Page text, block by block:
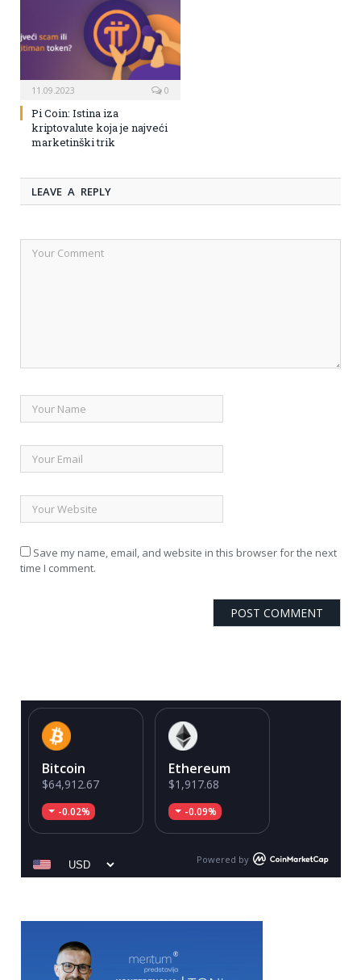
11.09.2023 0
Pi Coin: Istina iza
kriptovalute koja je najveći
marketinški trik
LEAVE A REPLY
Save my name, email, and website in this browser for the next
time I comment.
Bitcoin
$64,912.67
-0.02%
Ethereum
$1,917.68
-0.09%
Powered by